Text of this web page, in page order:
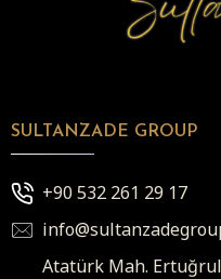
SULTANZADE GROUP
+90 532 261 29 17
Atatürk Mah.